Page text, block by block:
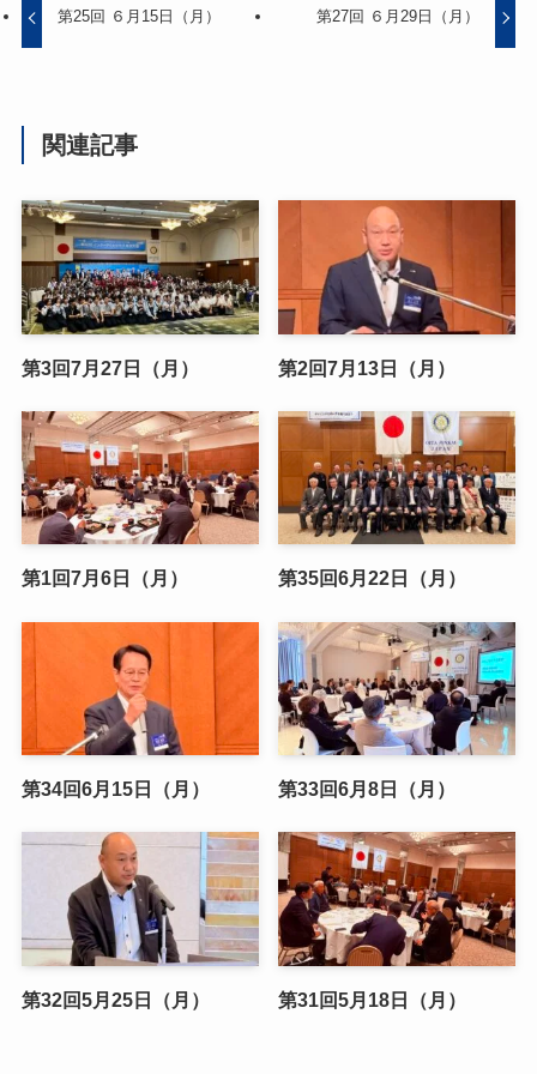
第25回 ６月15日（月） 第27回 ６月29日（月）
関連記事
第3回7月27日（月） 第2回7月13日（月）
第1回7月6日（月） 第35回6月22日（月）
第34回6月15日（月） 第33回6月8日（月）
第32回5月25日（月） 第31回5月18日（月）